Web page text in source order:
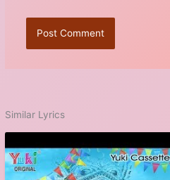
Similar Lyrics